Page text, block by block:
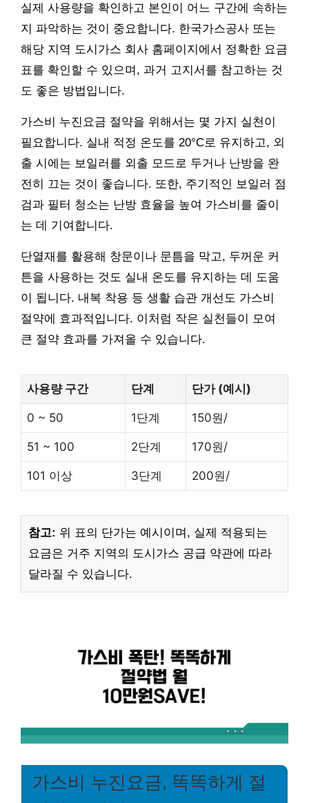
실제 사용량을 확인하고 본인이 어느 구간에 속하는
지 파악하는 것이 중요합니다. 한국가스공사 또는
해당 지역 도시가스 회사 홈페이지에서 정확한 요금
표를 확인할 수 있으며, 과거 고지서를 참고하는 것
도 좋은 방법입니다.
가스비 누진요금 절약을 위해서는 몇 가지 실천이
필요합니다. 실내 적정 온도를 20°C로 유지하고, 외
출 시에는 보일러를 외출 모드로 두거나 난방을 완
전히 끄는 것이 좋습니다. 또한, 주기적인 보일러 점
검과 필터 청소는 난방 효율을 높여 가스비를 줄이
는 데 기여합니다.
단열재를 활용해 창문이나 문틈을 막고, 두꺼운 커
튼을 사용하는 것도 실내 온도를 유지하는 데 도움
이 됩니다. 내복 착용 등 생활 습관 개선도 가스비
절약에 효과적입니다. 이처럼 작은 실천들이 모여
큰 절약 효과를 가져올 수 있습니다.
사용량 구간 단계 단가 (예시)
0 ~ 50 1단계 150원/
51 ~ 100 2단계 170원/
101 이상 3단계 200원/
참고: 위 표의 단가는 예시이며, 실제 적용되는
요금은 거주 지역의 도시가스 공급 약관에 따라
달라질 수 있습니다.
가스비 누진요금, 똑똑하게 절